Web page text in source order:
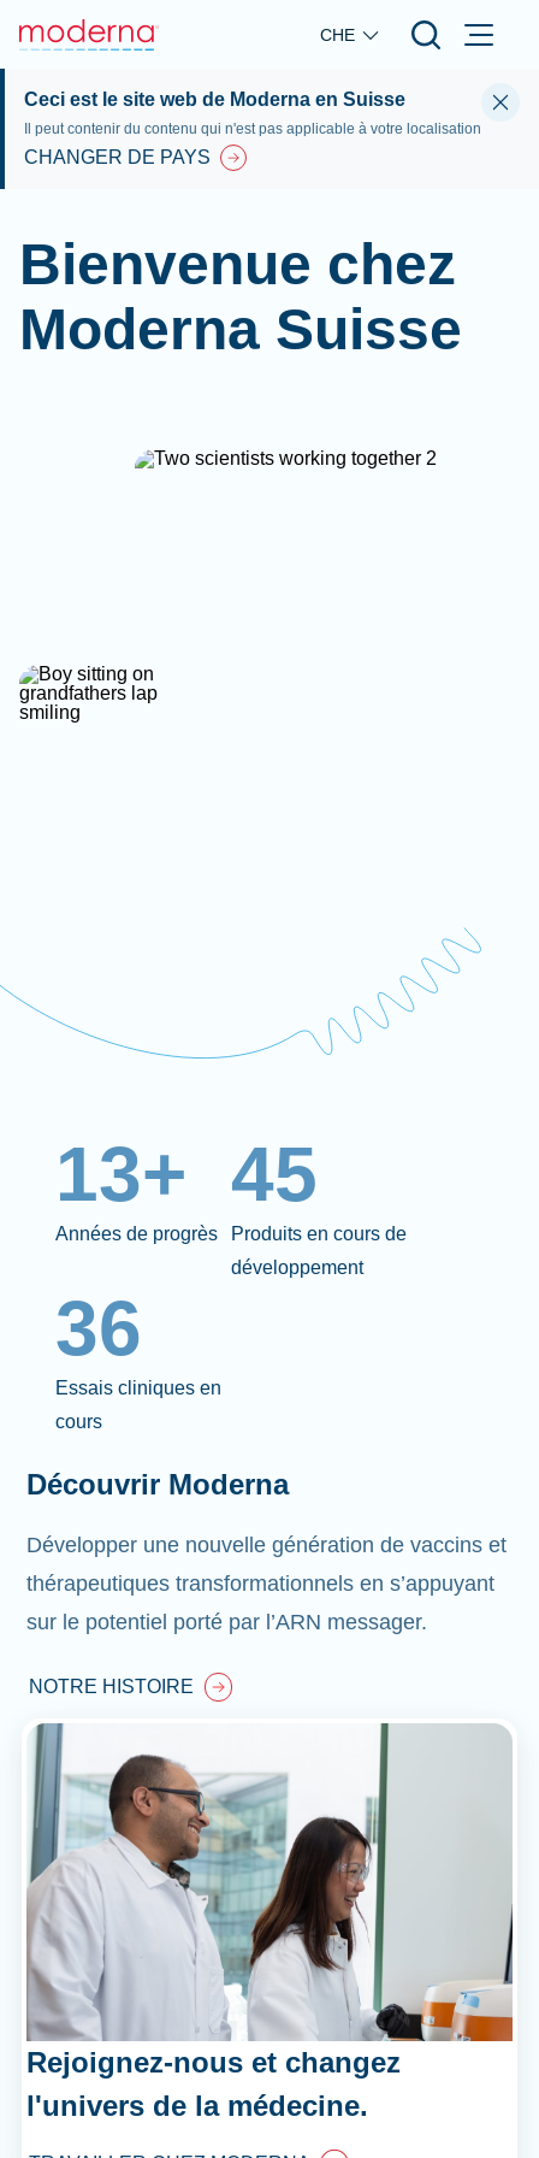
Skip to main content
CHE
Ceci est le site web de Moderna en Suisse
Il peut contenir du contenu qui n'est pas applicable à votre localisation
CHANGER DE PAYS
Bienvenue chez
Moderna Suisse
13+
Années de progrès
45
Produits en cours de
développement
36
Essais cliniques en
cours
Découvrir Moderna
Développer une nouvelle génération de vaccins et
thérapeutiques transformationnels en s’appuyant
sur le potentiel porté par l’ARN messager.
NOTRE HISTOIRE
Rejoignez-nous et changez
l'univers de la médecine.